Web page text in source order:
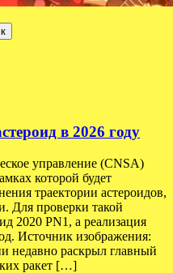
в 2026 году
управление (CNSA)
которой будет
траектории астероидов,
Для проверки такой
2020 PN1, а реализация
Источник изображения:
недавно раскрыл главный
ракет […]